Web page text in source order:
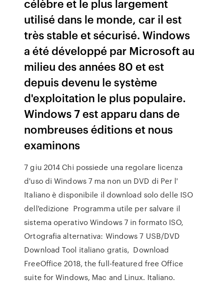
célèbre et le plus largement
utilisé dans le monde, car il est
très stable et sécurisé. Windows
a été développé par Microsoft au
milieu des années 80 et est
depuis devenu le système
d'exploitation le plus populaire.
Windows 7 est apparu dans de
nombreuses éditions et nous
examinons
7 giu 2014 Chi possiede una regolare licenza
d'uso di Windows 7 ma non un DVD di Per l'
Italiano è disponibile il download solo delle ISO
dell'edizione Programma utile per salvare il
sistema operativo Windows 7 in formato ISO,
Ortografia alternativa: Windows 7 USB/DVD
Download Tool italiano gratis, Download
FreeOffice 2018, the full-featured free Office
suite for Windows, Mac and Linux. Italiano.